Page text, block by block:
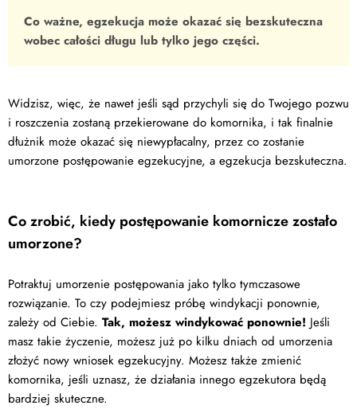
Co ważne, egzekucja może okazać się bezskuteczna
wobec całości długu lub tylko jego części.
Widzisz, więc, że nawet jeśli sąd przychyli się do Twojego pozwu
i roszczenia zostaną przekierowane do komornika, i tak finalnie
dłużnik może okazać się niewypłacalny, przez co zostanie
umorzone postępowanie egzekucyjne, a egzekucja bezskuteczna.
Co zrobić, kiedy postępowanie komornicze zostało
umorzone?
Potraktuj umorzenie postępowania jako tylko tymczasowe
rozwiązanie. To czy podejmiesz próbę windykacji ponownie,
zależy od Ciebie. Tak, możesz windykować ponownie! Jeśli
masz takie życzenie, możesz już po kilku dniach od umorzenia
złożyć nowy wniosek egzekucyjny. Możesz także zmienić
komornika, jeśli uznasz, że działania innego egzekutora będą
bardziej skuteczne.